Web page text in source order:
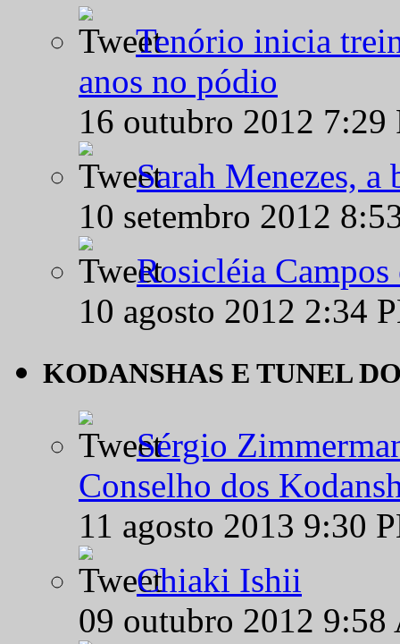
Tenório inicia
anos no pódio
16 outubro 2012
Sarah Menezes,
10 setembro 2012
Rosicléia
10 agosto 2012 2:34
KODANSHAS E TUNEL
Sérgio
Conselho dos
11 agosto 2013 9:30
Chiaki Ishii
09 outubro 2012